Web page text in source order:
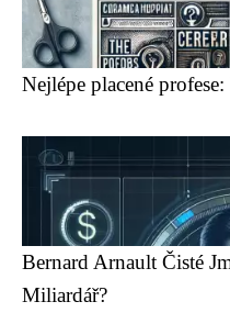
Nejlépe placené
Bernard Arnault Čisté
Miliardář?